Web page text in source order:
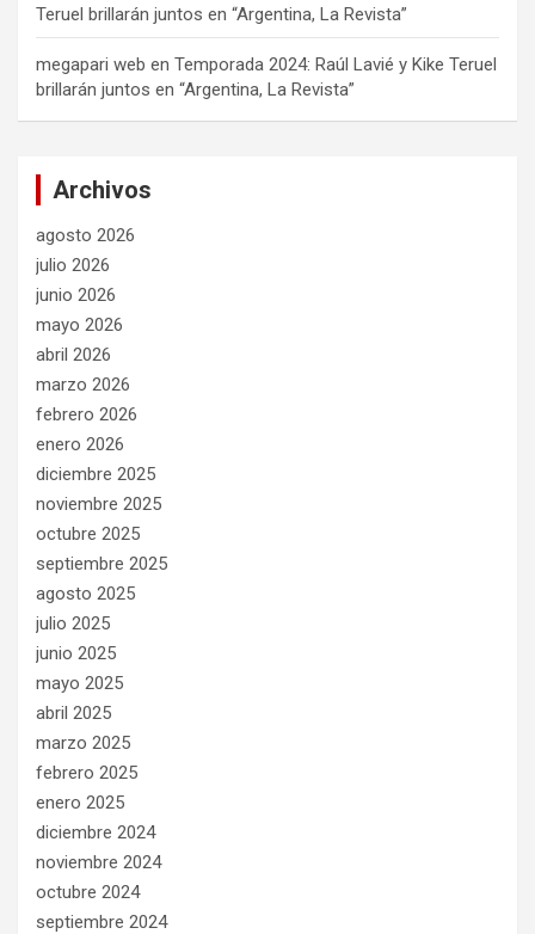
Teruel brillarán juntos en “Argentina, La Revista”
megapari web en Temporada 2024: Raúl Lavié y Kike Teruel
brillarán juntos en “Argentina, La Revista”
Archivos
agosto 2026
julio 2026
junio 2026
mayo 2026
abril 2026
marzo 2026
febrero 2026
enero 2026
diciembre 2025
noviembre 2025
octubre 2025
septiembre 2025
agosto 2025
julio 2025
junio 2025
mayo 2025
abril 2025
marzo 2025
febrero 2025
enero 2025
diciembre 2024
noviembre 2024
octubre 2024
septiembre 2024